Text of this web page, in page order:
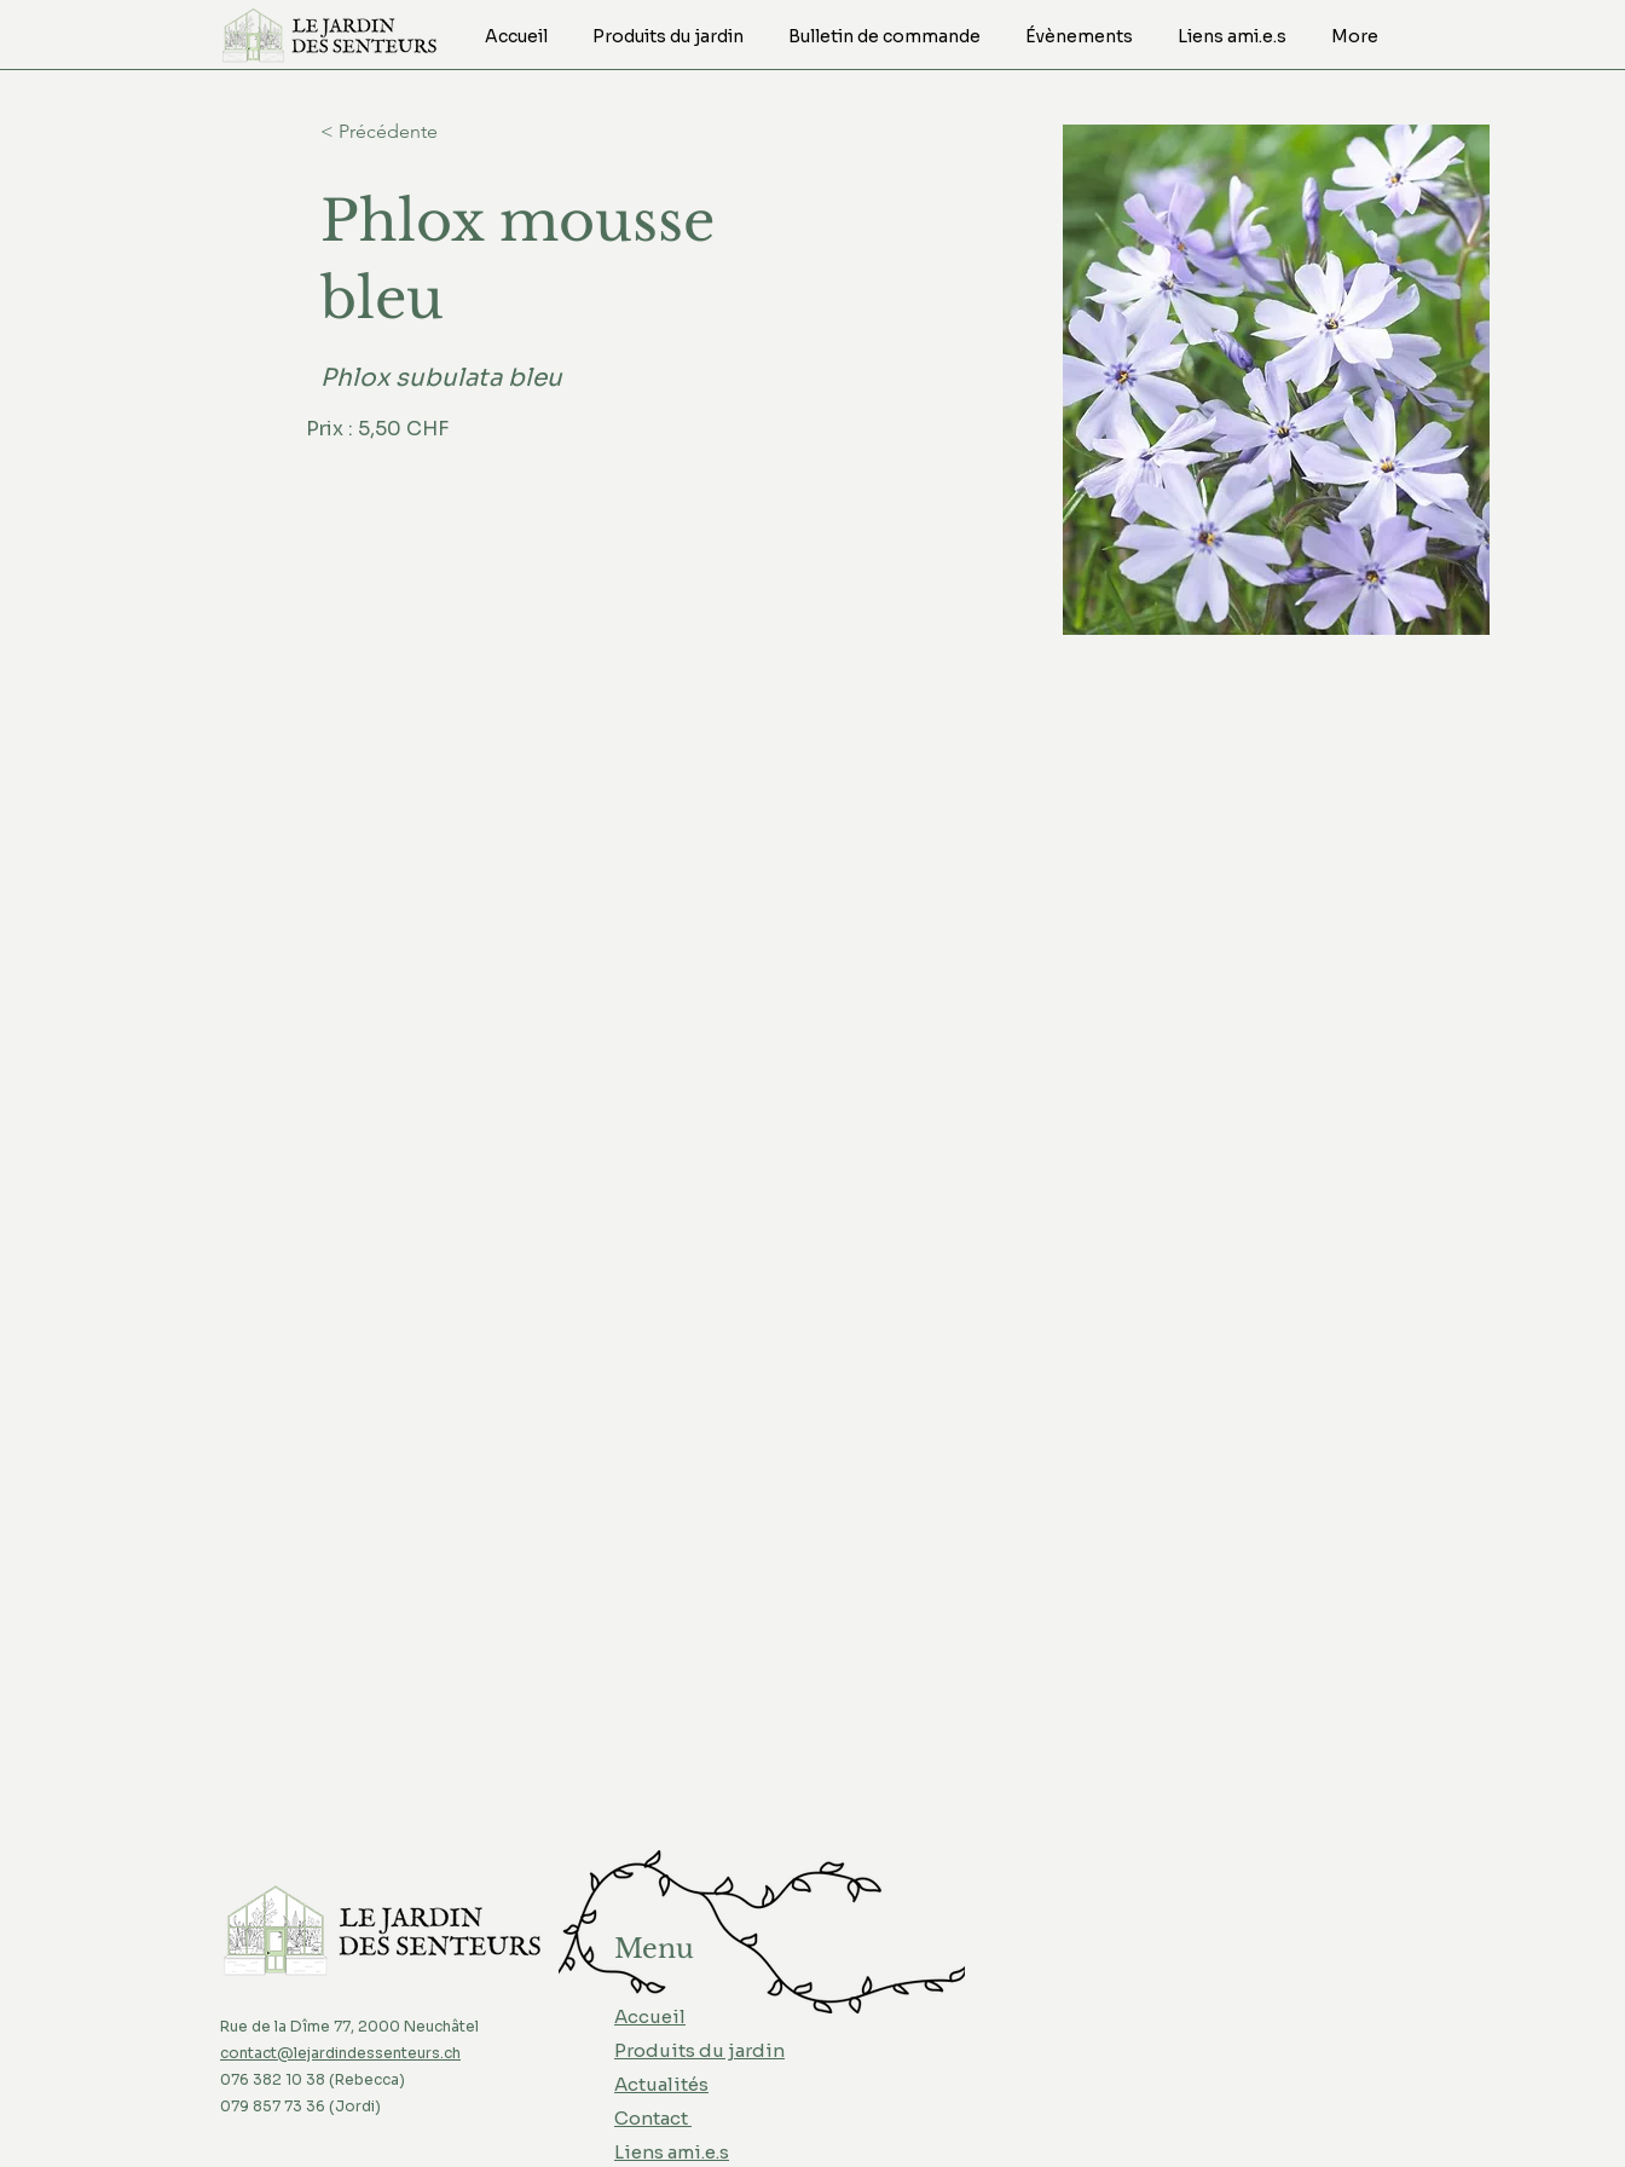
Accueil Produits du jardin Bulletin de commande Évènements Liens ami.e.s More
< Précédente
Phlox mousse
bleu
Phlox subulata bleu
Prix : 5,50 CHF
Rue de la Dîme 77, 2000 Neuchâtel
contact@lejardindessenteurs.ch
076 382 10 38 (Rebecca)
079 857 73 36 (Jordi)
Menu
Accueil
Produits du jardin
Actualités
Contact
Liens ami.e.s